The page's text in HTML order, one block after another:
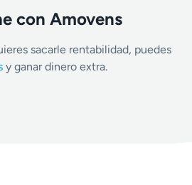
con Amovens
sacarle rentabilidad, puedes
y ganar dinero extra.